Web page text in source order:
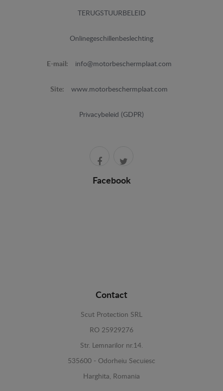
TERUGSTUURBELEID
Onlinegeschillenbeslechting
E-mail: info@motorbeschermplaat.com
Site: www.motorbeschermplaat.com
Privacybeleid (GDPR)
Facebook
Contact
Scut Protection SRL
RO 25929276
Str. Lemnarilor nr.14.
535600 - Odorheiu Secuiesc
Harghita, Romania